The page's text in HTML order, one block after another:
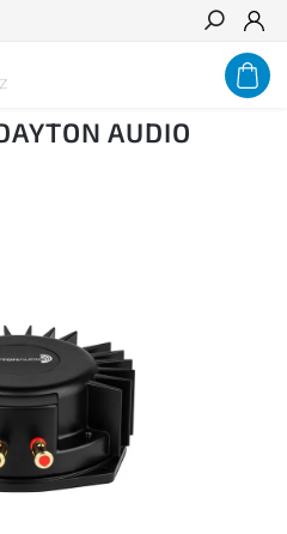
Hledat
Basová pumpa DAYTON
AUDIO